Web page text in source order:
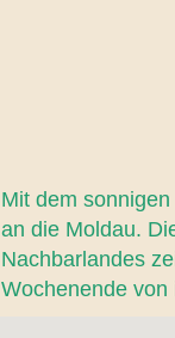
Mit dem
an die Moldau.
Nachbarlandes
Wochenende